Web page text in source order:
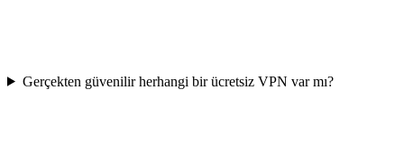
Gerçekten güvenilir herhangi bir ücretsiz VPN var mı?